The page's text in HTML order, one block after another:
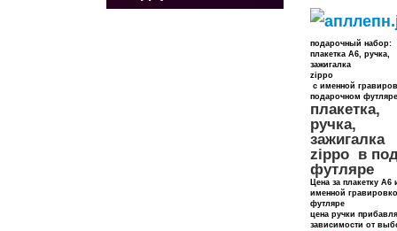
подарочный набор:
плакетка А6, ручка,
зажигалка
zippo
с именной
подарочном
плакетка,
ручка,
зажигалка
zippo в
футляре
Цена за плакетку А6
именной
футляре
цена ручки
зависимости от